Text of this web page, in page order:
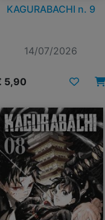
KAGURABACHI n. 9
14/07/2026
5,90